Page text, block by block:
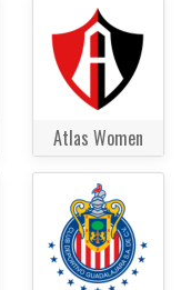
Atlas Women